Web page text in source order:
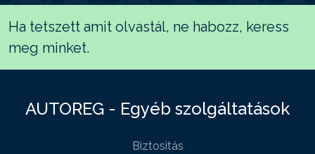
Ha tetszett amit olvastál, ne habozz, keress
meg minket.
AUTOREG - Egyéb szolgáltatások
Biztositás